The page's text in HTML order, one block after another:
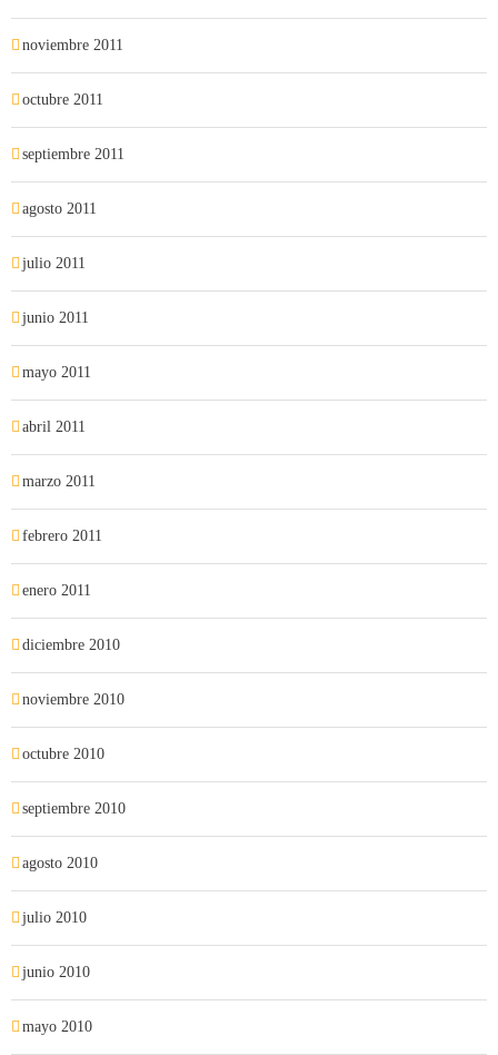
noviembre 2011
octubre 2011
septiembre 2011
agosto 2011
julio 2011
junio 2011
mayo 2011
abril 2011
marzo 2011
febrero 2011
enero 2011
diciembre 2010
noviembre 2010
octubre 2010
septiembre 2010
agosto 2010
julio 2010
junio 2010
mayo 2010